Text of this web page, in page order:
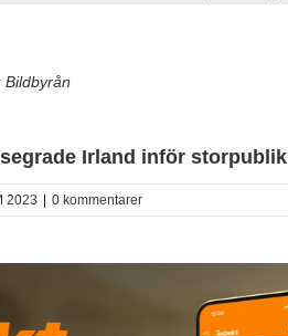
Irland inför storpublik
2023 0 kommentarer